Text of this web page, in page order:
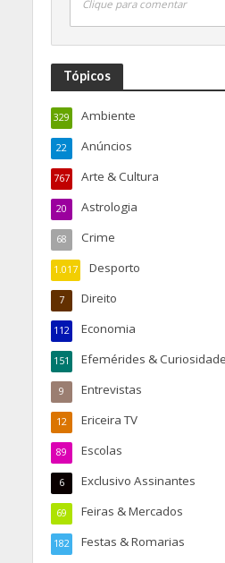
Clique para comentar
Tópicos
Ambiente
329
Anúncios
22
Arte & Cultura
767
Astrologia
20
Crime
68
Desporto
1.017
Direito
7
Economia
112
Efemérides &
151
Entrevistas
9
Ericeira TV
12
Escolas
89
Exclusivo Assinantes
6
Feiras & Mercados
69
Festas & Romarias
182